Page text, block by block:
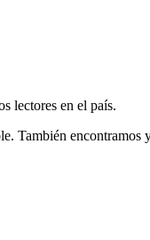
lectores en el país.
También